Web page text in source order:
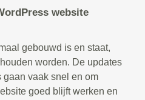
website
gebouwd is en staat,
worden. De updates
vaak snel en om
goed blijft werken en